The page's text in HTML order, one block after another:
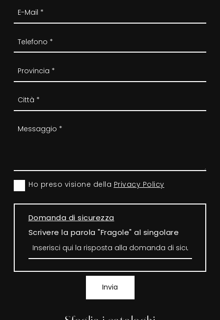
Ho preso visione della Privacy Policy
Domanda di sicurezza
Scrivere la parola "Fragole" al singolare
Invia